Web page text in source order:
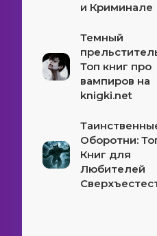
и Криминале
Темный
Топ книг про
вампиров на
knigki.net
Оборотни:
Книг для
Любителей